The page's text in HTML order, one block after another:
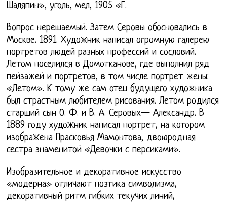
Шаляпин», уголь, мел, 1905 «Г.
Вопрос нерешаемый. Затем Серовы обосновались в
Москве. 1891. Художник написал огромную галерею
портретов людей разных профессий и сословий.
Летом поселился в Домотканове, где выполнил ряд
пейзажей и портретов, в том числе портрет жены:
«Летом». К тому же сам отец будущего художника
был страстным любителем рисования. Летом родился
старший сын О. Ф. и В. А. Серовых— Александр. В
1889 году художник написал портрет, на котором
изображена Прасковья Мамонтова, двоюродная
сестра знаменитой «Девочки с персиками».
Изобразительное и декоративное искусство
«модерна» отличают поэтика символизма,
декоративный ритм гибких текучих линий,